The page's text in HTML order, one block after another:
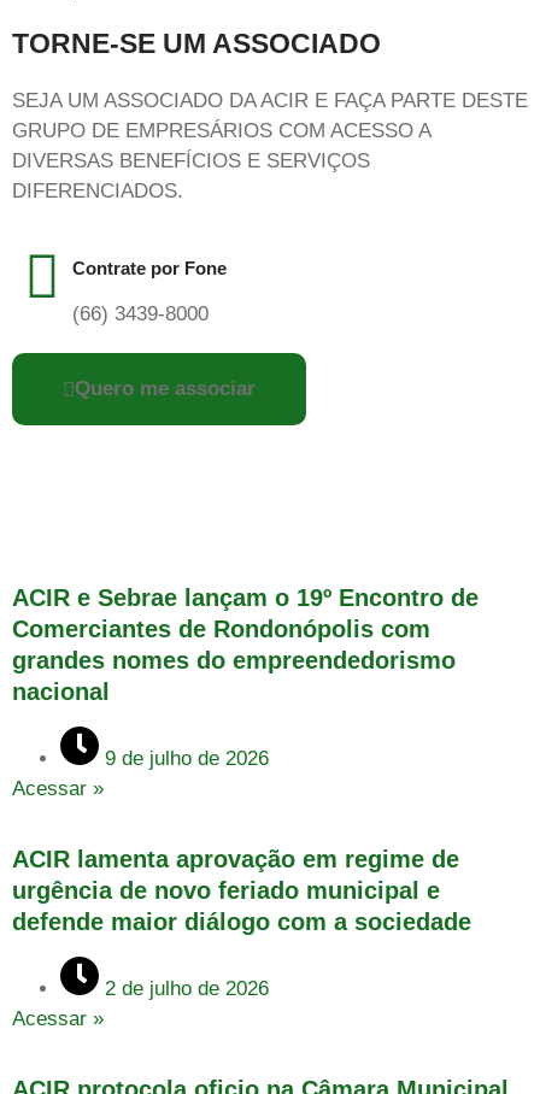
TORNE-SE UM ASSOCIADO
SEJA UM ASSOCIADO DA ACIR E FAÇA PARTE DESTE
GRUPO DE EMPRESÁRIOS COM ACESSO A
DIVERSAS BENEFÍCIOS E SERVIÇOS
DIFERENCIADOS.
Contrate por Fone
(66) 3439-8000
Quero me associar
ACIR e Sebrae lançam o 19º Encontro de
Comerciantes de Rondonópolis com
grandes nomes do empreendedorismo
nacional
9 de julho de 2026
Acessar »
ACIR lamenta aprovação em regime de
urgência de novo feriado municipal e
defende maior diálogo com a sociedade
2 de julho de 2026
Acessar »